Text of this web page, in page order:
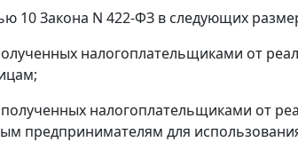
10 Закона N 422-ФЗ в следующих
налогоплательщиками от
налогоплательщиками от
предпринимателям для